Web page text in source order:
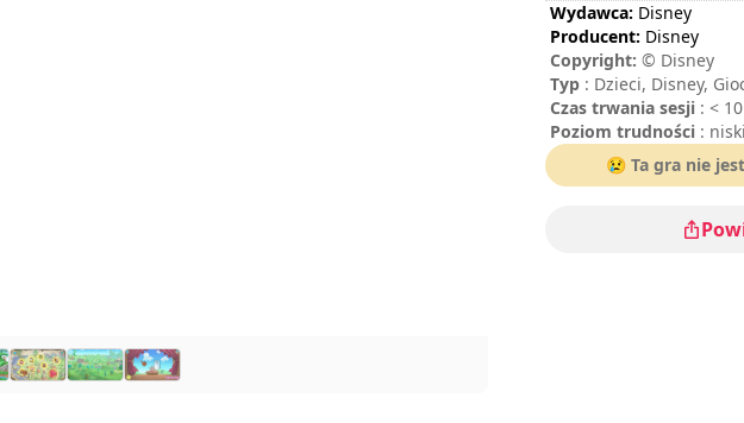
Wydawca: Disney
Producent: Disney
Copyright: © Disney
Typ : Dzieci, Disney,
Czas trwania sesji : <
Poziom trudności : niski
😢 Ta gra nie